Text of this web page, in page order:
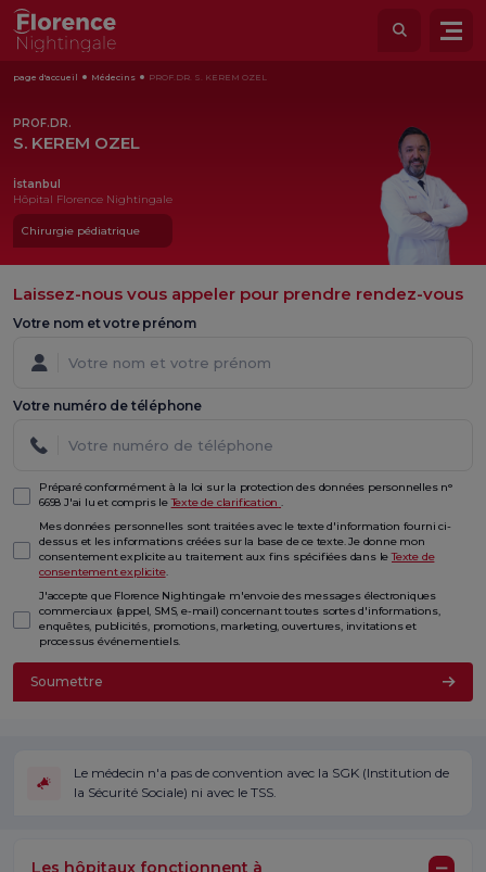
page d'accueil Médecins PROF.DR. S. KEREM OZEL
PROF.DR.
S. KEREM OZEL
İstanbul
Hôpital Florence Nightingale
Chirurgie pédiatrique
Laissez-nous vous appeler pour prendre rendez-vous
Votre nom et votre prénom
Votre numéro de téléphone
Préparé conformément à la loi sur la protection des données personnelles n°
6698 J'ai lu et compris leTexte de clarification .
Mes données personnelles sont traitées avec le texte d'information fourni ci-
dessus et les informations créées sur la base de ce texte. Je donne mon
consentement explicite au traitement aux fins spécifiées dans leTexte de
consentement explicite.
J'accepte que Florence Nightingale m'envoie des messages électroniques
commerciaux (appel, SMS, e-mail) concernant toutes sortes d'informations,
enquêtes, publicités, promotions, marketing, ouvertures, invitations et
processus événementiels.
Soumettre
Le médecin n'a pas de convention avec la SGK (Institution de
la Sécurité Sociale) ni avec le TSS.